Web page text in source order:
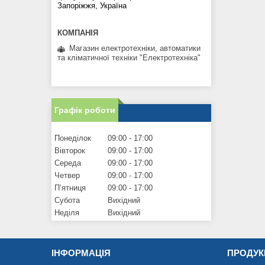
Запоріжжя, Україна
Магазин електротехніки, автоматики
та кліматичної техніки "Електротехніка"
Графік роботи
Понеділок 09:00
17:00
Вівторок
09:00
17:00
Середа
09:00
17:00
Четвер
09:00
17:00
Пʼятниця
09:00
17:00
Субота
Вихідний
Неділя
Вихідний
ІНФОРМАЦІЯ